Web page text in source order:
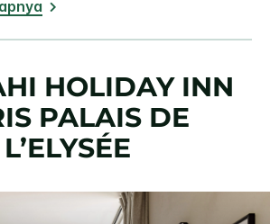
HOLIDAY INN
PALAIS DE
L’ELYSÉE